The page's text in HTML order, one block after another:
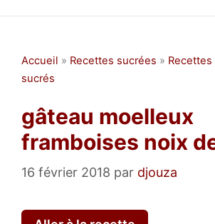
Accueil » Recettes sucrées »
sucrés
gâteau moelleux
framboises noix
16 février 2018 par djouza